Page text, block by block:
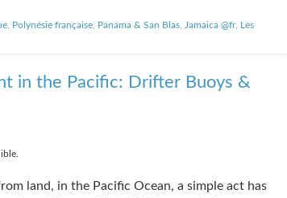
, Polynésie française, Panama & San Blas, Jamaica @fr, Les
in the Pacific: Drifter Buoys &
land, in the Pacific Ocean, a simple act has